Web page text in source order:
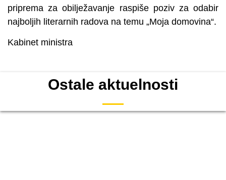
priprema za obilježavanje raspiše poziv za odabir
najboljih literarnih radova na temu „Moja domovina“.
Kabinet ministra
Ostale aktuelnosti